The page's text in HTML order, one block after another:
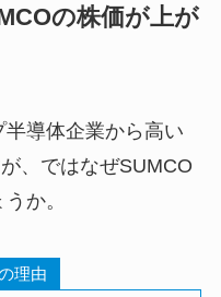
の株価が上が
導体企業から高い
、ではなぜSUMCO
か。
理由